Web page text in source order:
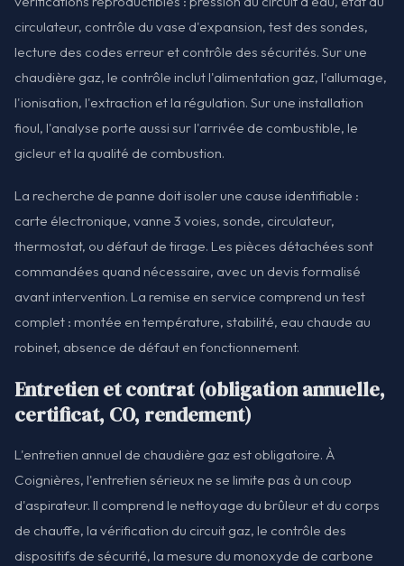
circulateur, contrôle du vase d'expansion, test des sondes,
lecture des codes erreur et contrôle des sécurités. Sur une
chaudière gaz, le contrôle inclut l'alimentation gaz, l'allumage,
l'ionisation, l'extraction et la régulation. Sur une installation
fioul, l'analyse porte aussi sur l'arrivée de combustible, le
gicleur et la qualité de combustion.
La recherche de panne doit isoler une cause identifiable :
carte électronique, vanne 3 voies, sonde, circulateur,
thermostat, ou défaut de tirage. Les pièces détachées sont
commandées quand nécessaire, avec un devis formalisé
avant intervention. La remise en service comprend un test
complet : montée en température, stabilité, eau chaude au
robinet, absence de défaut en fonctionnement.
Entretien et contrat (obligation annuelle,
certificat, CO, rendement)
L'entretien annuel de chaudière gaz est obligatoire. À
Coignières, l'entretien sérieux ne se limite pas à un coup
d'aspirateur. Il comprend le nettoyage du brûleur et du corps
de chauffe, la vérification du circuit gaz, le contrôle des
dispositifs de sécurité, la mesure du monoxyde de carbone